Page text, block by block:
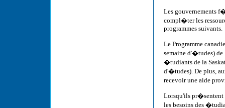
Les gouvernements
compl�ter les
programmes suivants.
Le Programme
semaine d'�tudes)
�tudiants de la
d'�tudes). De plus,
recevoir une aide
Lorsqu'ils
les besoins des